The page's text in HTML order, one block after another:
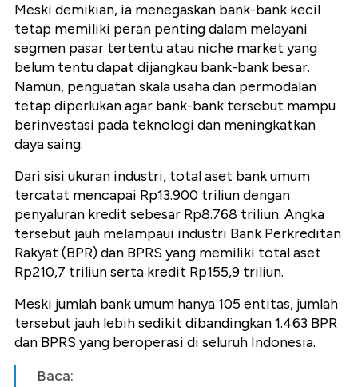
Meski demikian, ia menegaskan bank-bank kecil
tetap memiliki peran penting dalam melayani
segmen pasar tertentu atau niche market yang
belum tentu dapat dijangkau bank-bank besar.
Namun, penguatan skala usaha dan permodalan
tetap diperlukan agar bank-bank tersebut mampu
berinvestasi pada teknologi dan meningkatkan
daya saing.
Dari sisi ukuran industri, total aset bank umum
tercatat mencapai Rp13.900 triliun dengan
penyaluran kredit sebesar Rp8.768 triliun. Angka
tersebut jauh melampaui industri Bank Perkreditan
Rakyat (BPR) dan BPRS yang memiliki total aset
Rp210,7 triliun serta kredit Rp155,9 triliun.
Meski jumlah bank umum hanya 105 entitas, jumlah
tersebut jauh lebih sedikit dibandingkan 1.463 BPR
dan BPRS yang beroperasi di seluruh Indonesia.
Baca: